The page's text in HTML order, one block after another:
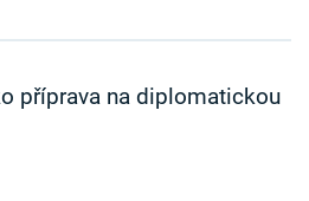
příprava na diplomatickou